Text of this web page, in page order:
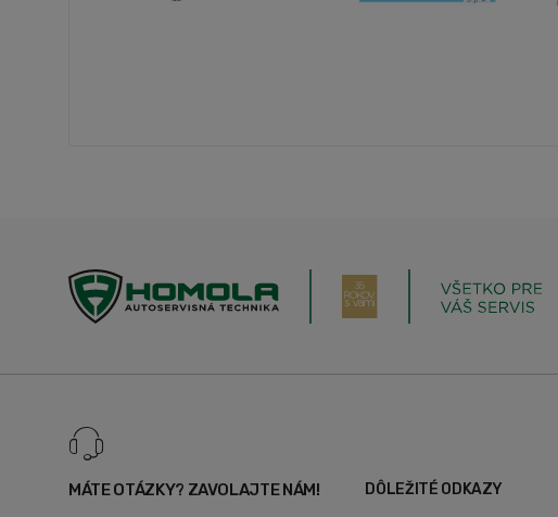
MÁTE OTÁZKY? ZAVOLAJTE NÁM! DÔLEŽITÉ ODKAZY